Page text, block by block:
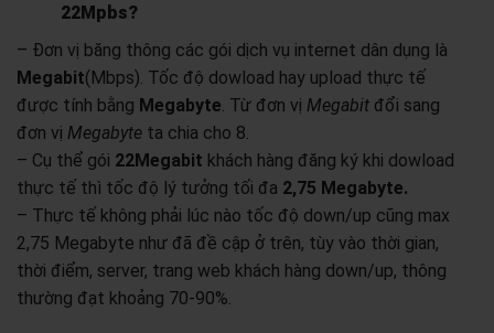
22Mpbs?
– Đơn vị băng thông các gói dịch vụ internet dân dụng là
Megabit(Mbps). Tốc độ dowload hay upload thực tế
được tính bằng Megabyte. Từ đơn vị Megabit đổi sang
đơn vị Megabyte ta chia cho 8.
– Cụ thể gói 22Megabit khách hàng đăng ký khi dowload
thực tế thì tốc độ lý tưởng tối đa 2,75 Megabyte.
– Thực tế không phải lúc nào tốc độ down/up cũng max
2,75 Megabyte như đã đề cập ở trên, tùy vào thời gian,
thời điểm, server, trang web khách hàng down/up, thông
thường đạt khoảng 70-90%.